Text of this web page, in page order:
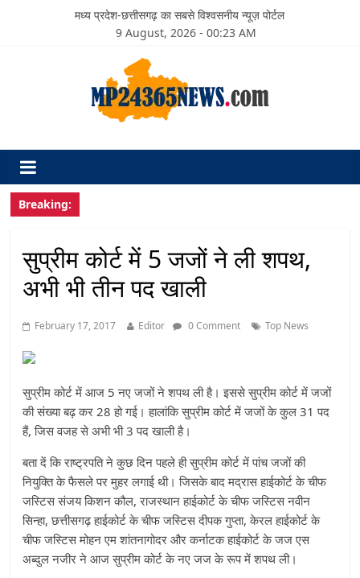
मध्य प्रदेश-छत्तीसगढ़ का सबसे विश्वसनीय न्यूज़ पोर्टल
9 August, 2026 - 00:23 AM
Breaking:
सुप्रीम कोर्ट में 5 जजों ने ली शपथ,
अभी भी तीन पद खाली
February 17, 2017 Editor 0 Comment Top News
सुप्रीम कोर्ट में आज 5 नए जजों ने शपथ ली है। इससे सुप्रीम कोर्ट में जजों
की संख्या बढ़ कर 28 हो गई। हालांकि सुप्रीम कोर्ट में जजों के कुल 31 पद
हैं, जिस वजह से अभी भी 3 पद खाली है।
बता दें कि राष्ट्रपति ने कुछ दिन पहले ही सुप्रीम कोर्ट में पांच जजों की
नियुक्ति के फैसले पर मुहर लगाई थी। जिसके बाद मद्रास हाईकोर्ट के चीफ
जस्टिस संजय किशन कौल, राजस्थान हाईकोर्ट के चीफ जस्टिस नवीन
सिन्हा, छत्तीसगढ़ हाईकोर्ट के चीफ जस्टिस दीपक गुप्ता, केरल हाईकोर्ट के
चीफ जस्टिस मोहन एम शांतनागोदर और कर्नाटक हाईकोर्ट के जज एस
अब्दुल नजीर ने आज सुप्रीम कोर्ट के नए जज के रूप में शपथ ली।